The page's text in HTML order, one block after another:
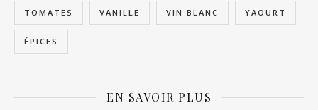
TOMATES VANILLE VIN BLANC YAOURT
ÉPICES
EN SAVOIR PLUS